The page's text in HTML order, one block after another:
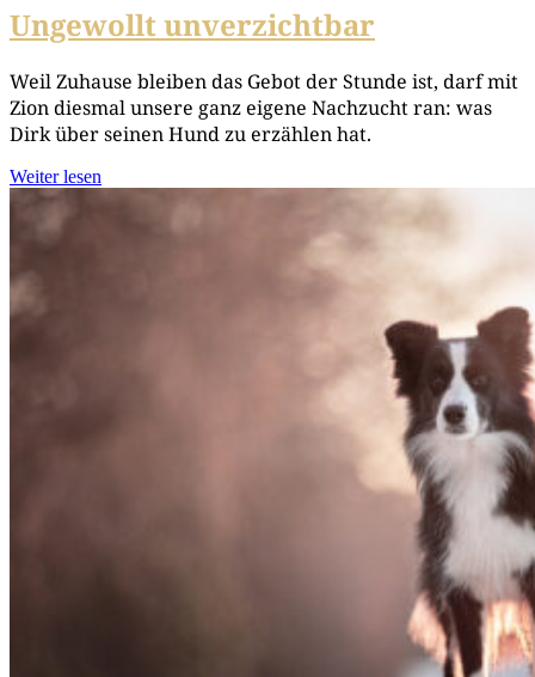
Ungewollt unverzichtbar
Weil Zuhau­se blei­ben das Gebot der Stun­de ist, darf mit
Zion dies­mal unse­re ganz eige­ne Nach­zucht ran: was
Dirk über sei­nen Hund zu erzäh­len hat.
Weiter lesen